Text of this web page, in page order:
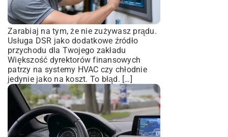
Zarabiaj na tym, że nie zużywasz prądu.
Usługa DSR jako dodatkowe źródło
przychodu dla Twojego zakładu
Większość dyrektorów finansowych
patrzy na systemy HVAC czy chłodnie
jedynie jako na koszt. To błąd. […]